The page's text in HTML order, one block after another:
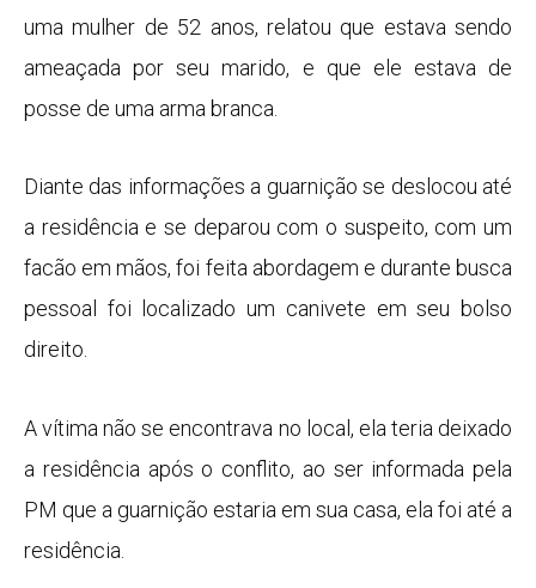
uma mulher de 52 anos, relatou que estava sendo
ameaçada por seu marido, e que ele estava de
posse de uma arma branca.
Diante das informações a guarnição se deslocou até
a residência e se deparou com o suspeito, com um
facão em mãos, foi feita abordagem e durante busca
pessoal foi localizado um canivete em seu bolso
direito.
A vítima não se encontrava no local, ela teria deixado
a residência após o conflito, ao ser informada pela
PM que a guarnição estaria em sua casa, ela foi até a
residência.